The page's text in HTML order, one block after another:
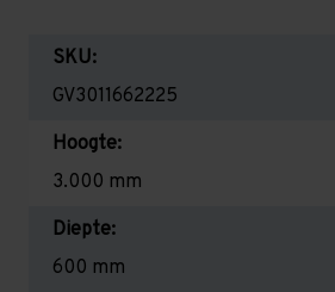
SKU:
GV3011662225
Hoogte:
3.000 mm
Diepte:
600 mm